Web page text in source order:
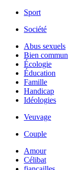
Sport
Société
Abus sexuels
Bien commun
Écologie
Éducation
Famille
Handicap
Idéologies
Veuvage
Couple
Amour
Célibat